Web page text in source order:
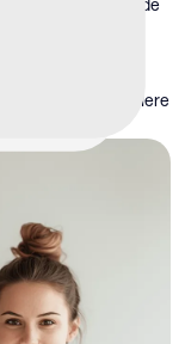
o intenso, y puede
o orinar.
escrotal es un
de la causa requiere